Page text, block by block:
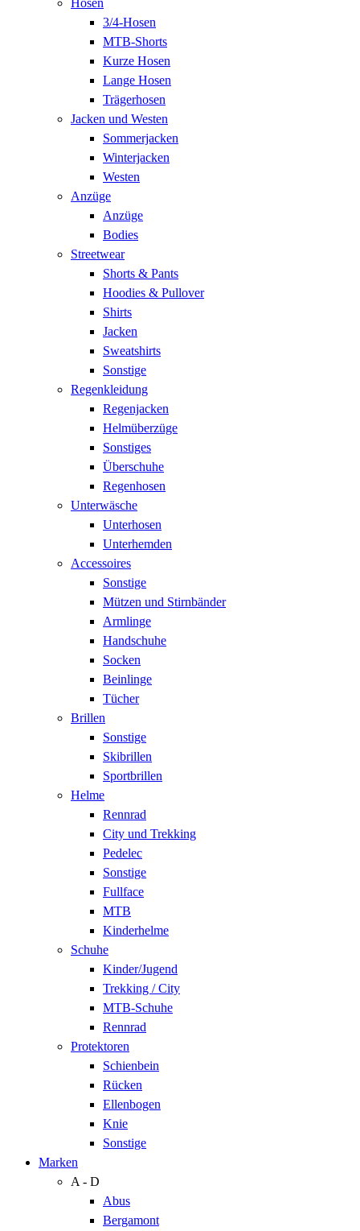
3/4-Hosen
MTB-Shorts
Kurze Hosen
Lange Hosen
Trägerhosen
Jacken und Westen
Sommerjacken
Winterjacken
Westen
Anzüge
Anzüge
Bodies
Streetwear
Shorts & Pants
Hoodies & Pullover
Shirts
Jacken
Sweatshirts
Sonstige
Regenkleidung
Regenjacken
Helmüberzüge
Sonstiges
Überschuhe
Regenhosen
Unterwäsche
Unterhosen
Unterhemden
Accessoires
Sonstige
Mützen und Stirnbänder
Armlinge
Handschuhe
Socken
Beinlinge
Tücher
Brillen
Sonstige
Skibrillen
Sportbrillen
Helme
Rennrad
City und Trekking
Pedelec
Sonstige
Fullface
MTB
Kinderhelme
Schuhe
Kinder/Jugend
Trekking / City
MTB-Schuhe
Rennrad
Protektoren
Schienbein
Rücken
Ellenbogen
Knie
Sonstige
Marken
A - D
Abus
Bergamont